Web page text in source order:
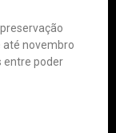
até novembro
entre poder